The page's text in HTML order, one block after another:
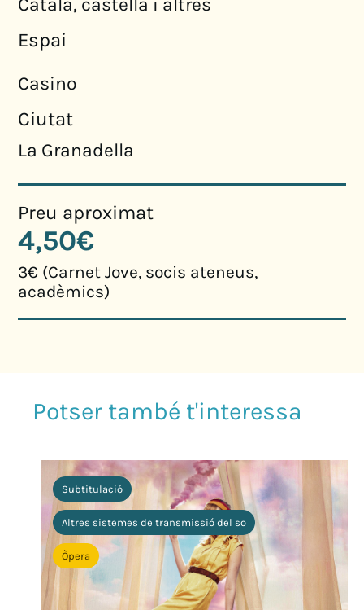
Català, castellà i altres
Espai
Casino
Ciutat
La Granadella
Preu aproximat
4,50€
3€ (Carnet Jove, socis ateneus,
acadèmics)
Subtitulació
Altres sistemes de transmissió del so
Òpera